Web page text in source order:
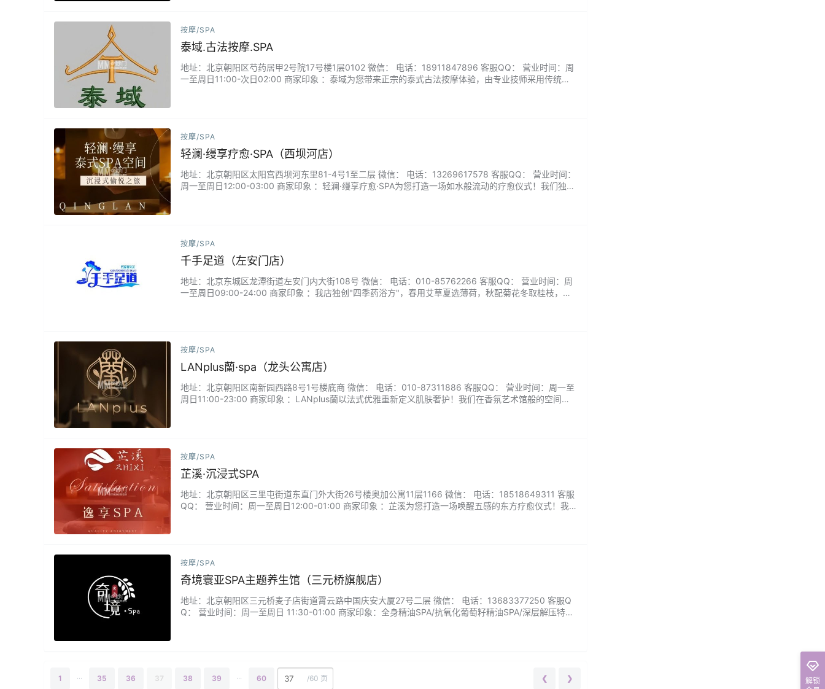
按摩/SPA
泰域.古法按摩.SPA
地址：北京朝阳区芍药居甲2号院17号楼1层0102 微信： 电话：18911847896 客服QQ： 营业时间：周
一至周日11:00-次日02:00 商家印象 ：泰域为您带来正宗的泰式古法按摩体验，由专业技师采用传统手
按摩/SPA
轻澜·缦享疗愈·SPA（西坝河店）
地址：北京朝阳区太阳宫西坝河东里81-4号1至二层 微信： 电话：13269617578 客服QQ： 营业时间：
周一至周日12:00-03:00 商家印象 ：轻澜·缦享疗愈·SPA为您打造一场如水般流动的疗愈仪式！我们独
按摩/SPA
千手足道（左安门店）
地址：北京东城区龙潭街道左安门内大街108号 微信： 电话：010-85762266 客服QQ： 营业时间：周
一至周日09:00-24:00 商家印象 ：我店独创"四季药浴方"，春用艾草夏选薄荷，秋配菊花冬取桂枝，顺
按摩/SPA
LANplus蘭·spa（龙头公寓店）
地址：北京朝阳区南新园西路8号1号楼底商 微信： 电话：010-87311886 客服QQ： 营业时间：周一至
周日11:00-23:00 商家印象 ：LANplus蘭以法式优雅重新定义肌肤奢护！我们在香氛艺术馆般的空间
按摩/SPA
芷溪·沉浸式SPA
地址：北京朝阳区三里屯街道东直门外大街26号楼奥加公寓11层1166 微信： 电话：18518649311 客服
QQ： 营业时间：周一至周日12:00-01:00 商家印象 ：芷溪为您打造一场唤醒五感的东方疗愈仪式！我
按摩/SPA
奇境寰亚SPA主题养生馆（三元桥旗舰店）
地址：北京朝阳区三元桥麦子店街道霄云路中国庆安大厦27号二层 微信： 电话：13683377250 客服Q
Q： 营业时间：周一至周日 11:30-01:00 商家印象：全身精油SPA/抗氧化葡萄籽精油SPA/深层解压特调
1 35 36 37 38 39 60 /60 页 ❮ ❯
解锁